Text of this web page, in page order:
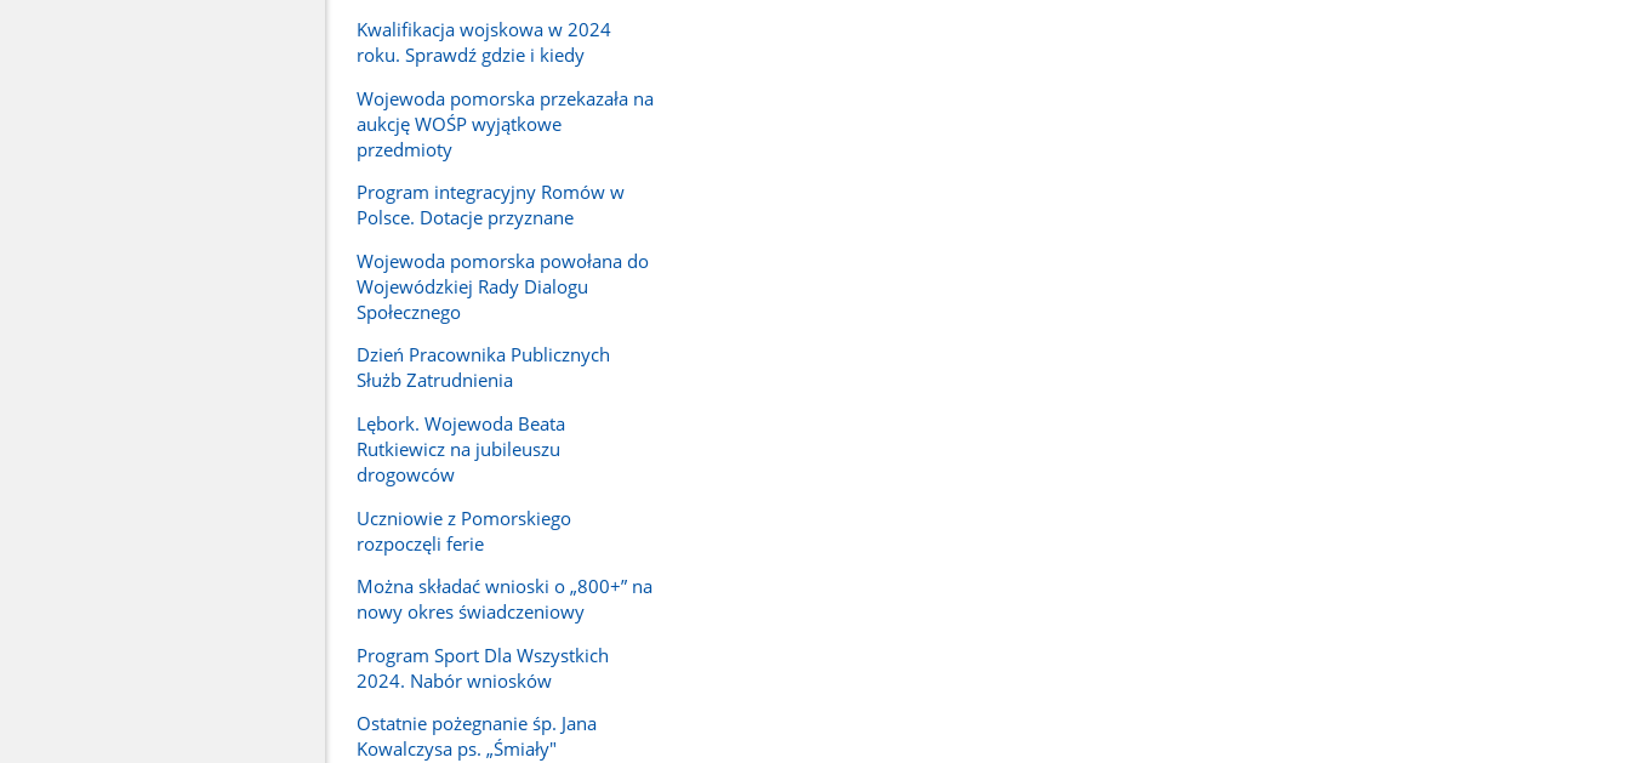
Kwalifikacja wojskowa w 2024
roku. Sprawdź gdzie i kiedy
Wojewoda pomorska przekazała na
aukcję WOŚP wyjątkowe
przedmioty
Program integracyjny Romów w
Polsce. Dotacje przyznane
Wojewoda pomorska powołana do
Wojewódzkiej Rady Dialogu
Społecznego
Dzień Pracownika Publicznych
Służb Zatrudnienia
Lębork. Wojewoda Beata
Rutkiewicz na jubileuszu
drogowców
Uczniowie z Pomorskiego
rozpoczęli ferie
Można składać wnioski o „800+” na
nowy okres świadczeniowy
Program Sport Dla Wszystkich
2024. Nabór wniosków
Ostatnie pożegnanie śp. Jana
Kowalczysa ps. „Śmiały"